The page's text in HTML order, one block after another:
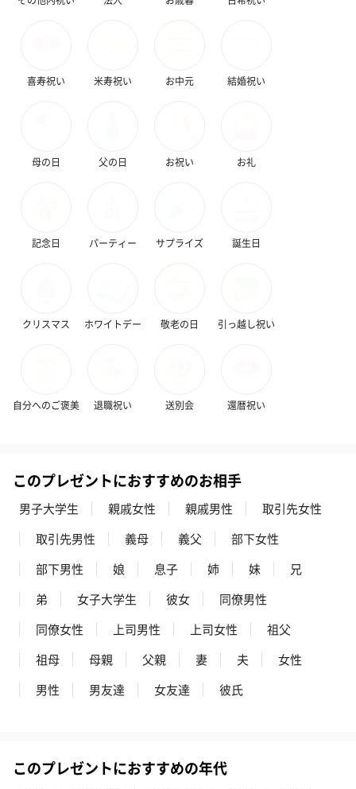
（ブルー）（748円）
（イエロー）（748円）
ハンドタオル・ハンカチ
キャンドル・お香
キャンドル・お香を同梱してお届けいたします。
（880円）
喜寿祝い 米寿祝い お中元 結婚祝い
母の日 父の日 お祝い お礼
記念日 パーティー サプライズ 誕生日
クリスマス ホワイトデー 敬老の日 引っ越し祝い
自分へのご褒美 退職祝い 送別会 還暦祝い
このプレゼントにおすすめのお相手
男子大学生 親戚女性 親戚男性
取引先女性
取引先男性
義母 義父
部下女性
部下男性
娘 息子 姉 妹
兄
弟
女子大学生 彼女
同僚男性
同僚女性
上司男性 上司女性
祖父
祖母
母親 父親 妻 夫
女性
男性
男友達 女友達 彼氏
このプレゼントにおすすめの年代